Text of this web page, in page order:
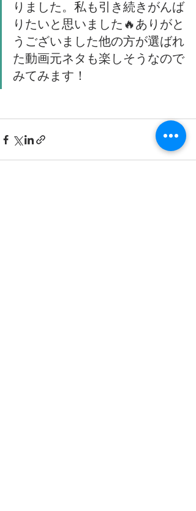
りました。私も引き続きがんば
りたいと思いました🔥ありがと
うございました他の方が選ばれ
た動画元ネタも楽しそうなので
みてみます！